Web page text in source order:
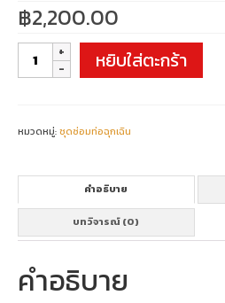
฿2,200.00
จำนวน
HARDEX
Quick
Wrap
หยิบใส่ตะกร้า
หมวดหมู่:ชุดซ่อมท่อฉุกเฉิน
คำอธิบาย
บทวิจารณ์ (0)
คำอธิบาย